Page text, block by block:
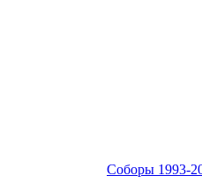
Соборы 1993-